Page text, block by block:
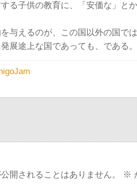
る子供の教育に、「安価な」と
与えるのが、この国以外の国で
展途上な国であっても、である。
開されることはありません。 ※